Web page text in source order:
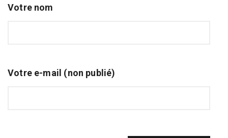
Votre nom
Votre e-mail (non publié)